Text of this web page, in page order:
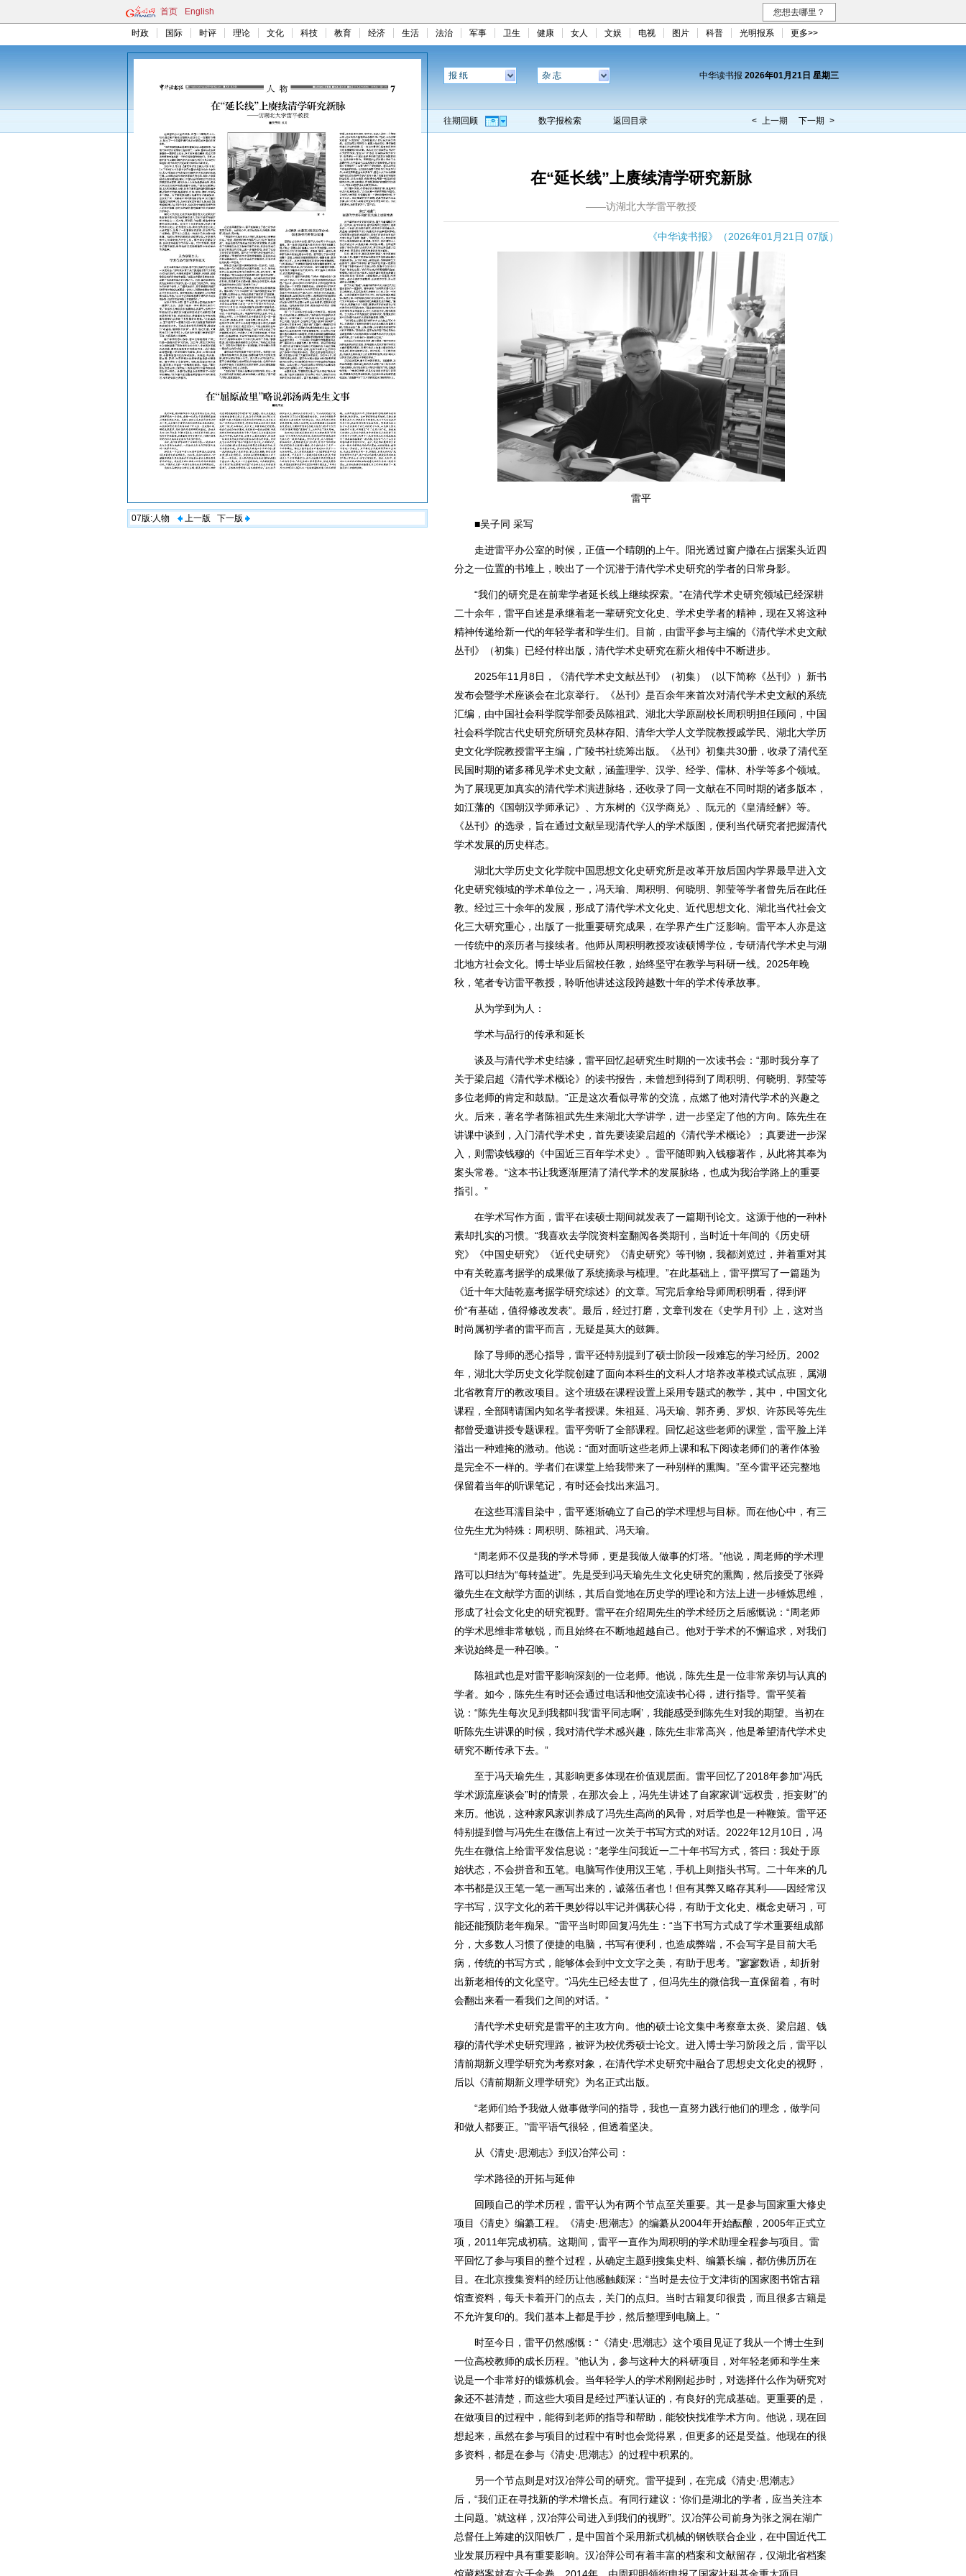
首页 English 您想去哪里？
时政 国际 时评 理论 文化 科技 教育 经济 生活 法治 军事 卫生 健康 女人 文娱 电视 图片 科普 光明报系 更多>>
07版: 人物 上一版 下一版
报 纸 杂 志 中华读书报 2026年01月21日 星期三
往期回顾 数字报检索 返回目录 < 上一期 下一期 >
在“延长线”上赓续清学研究新脉
——访湖北大学雷平教授
《中华读书报》（2026年01月21日 07版）
雷平
■吴子同 采写
走进雷平办公室的时候，正值一个晴朗的上午。阳光透过窗户撒在占据案头近四
分之一位置的书堆上，映出了一个沉潜于清代学术史研究的学者的日常身影。
“我们的研究是在前辈学者延长线上继续探索。”在清代学术史研究领域已经深耕
二十余年，雷平自述是承继着老一辈研究文化史、学术史学者的精神，现在又将这种
精神传递给新一代的年轻学者和学生们。目前，由雷平参与主编的《清代学术史文献
丛刊》（初集）已经付梓出版，清代学术史研究在薪火相传中不断进步。
2025年11月8日，《清代学术史文献丛刊》（初集）（以下简称《丛刊》）新书
发布会暨学术座谈会在北京举行。《丛刊》是百余年来首次对清代学术史文献的系统
汇编，由中国社会科学院学部委员陈祖武、湖北大学原副校长周积明担任顾问，中国
社会科学院古代史研究所研究员林存阳、清华大学人文学院教授戚学民、湖北大学历
史文化学院教授雷平主编，广陵书社统筹出版。《丛刊》初集共30册，收录了清代至
民国时期的诸多稀见学术史文献，涵盖理学、汉学、经学、儒林、朴学等多个领域。
为了展现更加真实的清代学术演进脉络，还收录了同一文献在不同时期的诸多版本，
如江藩的《国朝汉学师承记》、方东树的《汉学商兑》、阮元的《皇清经解》等。
《丛刊》的选录，旨在通过文献呈现清代学人的学术版图，便利当代研究者把握清代
学术发展的历史样态。
湖北大学历史文化学院中国思想文化史研究所是改革开放后国内学界最早进入文
化史研究领域的学术单位之一，冯天瑜、周积明、何晓明、郭莹等学者曾先后在此任
教。经过三十余年的发展，形成了清代学术文化史、近代思想文化、湖北当代社会文
化三大研究重心，出版了一批重要研究成果，在学界产生广泛影响。雷平本人亦是这
一传统中的亲历者与接续者。他师从周积明教授攻读硕博学位，专研清代学术史与湖
北地方社会文化。博士毕业后留校任教，始终坚守在教学与科研一线。2025年晚
秋，笔者专访雷平教授，聆听他讲述这段跨越数十年的学术传承故事。
从为学到为人：
学术与品行的传承和延长
谈及与清代学术史结缘，雷平回忆起研究生时期的一次读书会：“那时我分享了
关于梁启超《清代学术概论》的读书报告，未曾想到得到了周积明、何晓明、郭莹等
多位老师的肯定和鼓励。”正是这次看似寻常的交流，点燃了他对清代学术的兴趣之
火。后来，著名学者陈祖武先生来湖北大学讲学，进一步坚定了他的方向。陈先生在
讲课中谈到，入门清代学术史，首先要读梁启超的《清代学术概论》；真要进一步深
入，则需读钱穆的《中国近三百年学术史》。雷平随即购入钱穆著作，从此将其奉为
案头常卷。“这本书让我逐渐厘清了清代学术的发展脉络，也成为我治学路上的重要
指引。”
在学术写作方面，雷平在读硕士期间就发表了一篇期刊论文。这源于他的一种朴
素却扎实的习惯。“我喜欢去学院资料室翻阅各类期刊，当时近十年间的《历史研
究》《中国史研究》《近代史研究》《清史研究》等刊物，我都浏览过，并着重对其
中有关乾嘉考据学的成果做了系统摘录与梳理。”在此基础上，雷平撰写了一篇题为
《近十年大陆乾嘉考据学研究综述》的文章。写完后拿给导师周积明看，得到评
价“有基础，值得修改发表”。最后，经过打磨，文章刊发在《史学月刊》上，这对当
时尚属初学者的雷平而言，无疑是莫大的鼓舞。
除了导师的悉心指导，雷平还特别提到了硕士阶段一段难忘的学习经历。2002
年，湖北大学历史文化学院创建了面向本科生的文科人才培养改革模式试点班，属湖
北省教育厅的教改项目。这个班级在课程设置上采用专题式的教学，其中，中国文化
课程，全部聘请国内知名学者授课。朱祖延、冯天瑜、郭齐勇、罗炽、许苏民等先生
都曾受邀讲授专题课程。雷平旁听了全部课程。回忆起这些老师的课堂，雷平脸上洋
溢出一种难掩的激动。他说：“面对面听这些老师上课和私下阅读老师们的著作体验
是完全不一样的。学者们在课堂上给我带来了一种别样的熏陶。”至今雷平还完整地
保留着当年的听课笔记，有时还会找出来温习。
在这些耳濡目染中，雷平逐渐确立了自己的学术理想与目标。而在他心中，有三
位先生尤为特殊：周积明、陈祖武、冯天瑜。
“周老师不仅是我的学术导师，更是我做人做事的灯塔。”他说，周老师的学术理
路可以归结为“每转益进”。先是受到冯天瑜先生文化史研究的熏陶，然后接受了张舜
徽先生在文献学方面的训练，其后自觉地在历史学的理论和方法上进一步锤炼思维，
形成了社会文化史的研究视野。雷平在介绍周先生的学术经历之后感慨说：“周老师
的学术思维非常敏锐，而且始终在不断地超越自己。他对于学术的不懈追求，对我们
来说始终是一种召唤。”
陈祖武也是对雷平影响深刻的一位老师。他说，陈先生是一位非常亲切与认真的
学者。如今，陈先生有时还会通过电话和他交流读书心得，进行指导。雷平笑着
说：“陈先生每次见到我都叫我‘雷平同志啊’，我能感受到陈先生对我的期望。当初在
听陈先生讲课的时候，我对清代学术感兴趣，陈先生非常高兴，他是希望清代学术史
研究不断传承下去。”
至于冯天瑜先生，其影响更多体现在价值观层面。雷平回忆了2018年参加“冯氏
学术源流座谈会”时的情景，在那次会上，冯先生讲述了自家家训“远权贵，拒妄财”的
来历。他说，这种家风家训养成了冯先生高尚的风骨，对后学也是一种鞭策。雷平还
特别提到曾与冯先生在微信上有过一次关于书写方式的对话。2022年12月10日，冯
先生在微信上给雷平发信息说：“老学生问我近一二十年书写方式，答曰：我处于原
始状态，不会拼音和五笔。电脑写作使用汉王笔，手机上则指头书写。二十年来的几
本书都是汉王笔一笔一画写出来的，诚落伍者也！但有其弊又略存其利——因经常汉
字书写，汉字文化的若干奥妙得以牢记并偶获心得，有助于文化史、概念史研习，可
能还能预防老年痴呆。”雷平当时即回复冯先生：“当下书写方式成了学术重要组成部
分，大多数人习惯了便捷的电脑，书写有便利，也造成弊端，不会写字是目前大毛
病，传统的书写方式，能够体会到中文文字之美，有助于思考。”寥寥数语，却折射
出新老相传的文化坚守。“冯先生已经去世了，但冯先生的微信我一直保留着，有时
会翻出来看一看我们之间的对话。”
清代学术史研究是雷平的主攻方向。他的硕士论文集中考察章太炎、梁启超、钱
穆的清代学术史研究理路，被评为校优秀硕士论文。进入博士学习阶段之后，雷平以
清前期新义理学研究为考察对象，在清代学术史研究中融合了思想史文化史的视野，
后以《清前期新义理学研究》为名正式出版。
“老师们给予我做人做事做学问的指导，我也一直努力践行他们的理念，做学问
和做人都要正。”雷平语气很轻，但透着坚决。
从《清史·思潮志》到汉冶萍公司：
学术路径的开拓与延伸
回顾自己的学术历程，雷平认为有两个节点至关重要。其一是参与国家重大修史
项目《清史》编纂工程。《清史·思潮志》的编纂从2004年开始酝酿，2005年正式立
项，2011年完成初稿。这期间，雷平一直作为周积明的学术助理全程参与项目。雷
平回忆了参与项目的整个过程，从确定主题到搜集史料、编纂长编，都仿佛历历在
目。在北京搜集资料的经历让他感触颇深：“当时是去位于文津街的国家图书馆古籍
馆查资料，每天卡着开门的点去，关门的点归。当时古籍复印很贵，而且很多古籍是
不允许复印的。我们基本上都是手抄，然后整理到电脑上。”
时至今日，雷平仍然感慨：“《清史·思潮志》这个项目见证了我从一个博士生到
一位高校教师的成长历程。”他认为，参与这种大的科研项目，对年轻老师和学生来
说是一个非常好的锻炼机会。当年轻学人的学术刚刚起步时，对选择什么作为研究对
象还不甚清楚，而这些大项目是经过严谨认证的，有良好的完成基础。更重要的是，
在做项目的过程中，能得到老师的指导和帮助，能较快找准学术方向。他说，现在回
想起来，虽然在参与项目的过程中有时也会觉得累，但更多的还是受益。他现在的很
多资料，都是在参与《清史·思潮志》的过程中积累的。
另一个节点则是对汉冶萍公司的研究。雷平提到，在完成《清史·思潮志》
后，“我们正在寻找新的学术增长点。有同行建议：‘你们是湖北的学者，应当关注本
土问题。’就这样，汉冶萍公司进入到我们的视野”。汉冶萍公司前身为张之洞在湖广
总督任上筹建的汉阳铁厂，是中国首个采用新式机械的钢铁联合企业，在中国近代工
业发展历程中具有重要影响。汉冶萍公司有着丰富的档案和文献留存，仅湖北省档案